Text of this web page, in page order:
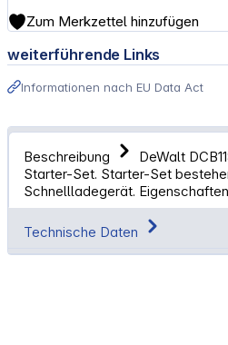
Zum Merkzettel hinzufügen
weiterführende Links
Informationen nach EU Data Act
Beschreibung
DeWalt
Starter-Set. Starter-Set
Schnellladegerät.
Technische Daten